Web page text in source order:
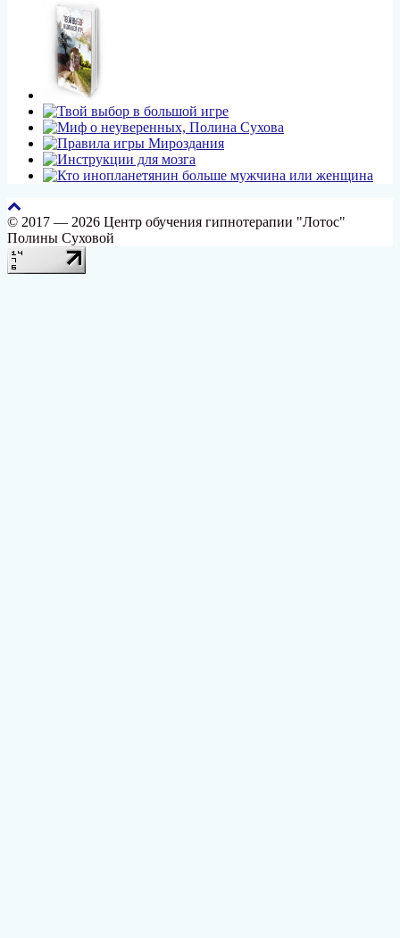
© 2017 — 2026 Центр обучения гипнотерапии "Лотос"
Полины Суховой